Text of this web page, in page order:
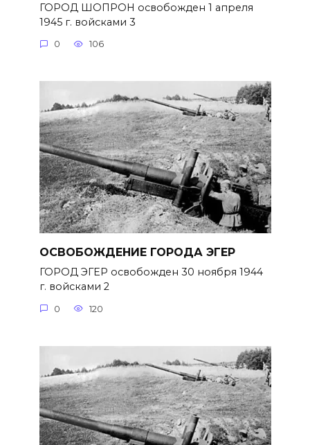
ГОРОД ШОПРОН освобожден 1 апреля
1945 г. войсками 3
0 106
ОСВОБОЖДЕНИЕ ГОРОДА ЭГЕР
ГОРОД ЭГЕР освобожден 30 ноября 1944
г. войсками 2
0 120